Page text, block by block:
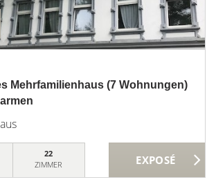
Mehrfamilienhaus (7 Wohnungen)
22
ZIMMER